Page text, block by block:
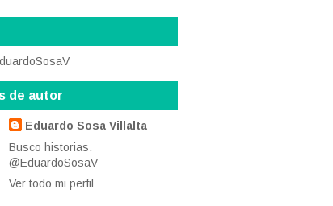
de autor
Eduardo Sosa Villalta
Busco historias.
@EduardoSosaV
Ver todo mi perfil